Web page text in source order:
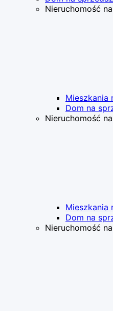
Nieruchomość
Mieszkania
Dom na
Nieruchomość
Mieszkania
Dom na
Nieruchomość